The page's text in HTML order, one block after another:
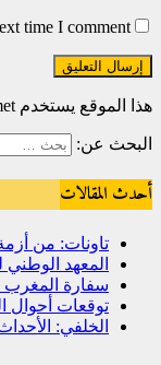
time I comment.
هذا الموقع يستخدم Akismet للحدّ من التعليقات المزعجة والغير مرغوبة.
البحث عن:
أحدث المقالات
تاونات: من
المعهد الوطني
سفارة المغرب
توقعات أحوال
الخلفي: